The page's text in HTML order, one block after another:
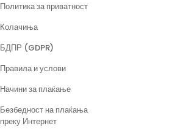
Политика за приватност
Колачиња
БДПР (GDPR)
Правила и услови
Начини за плаќање
Безбедност на плаќања
преку Интернет